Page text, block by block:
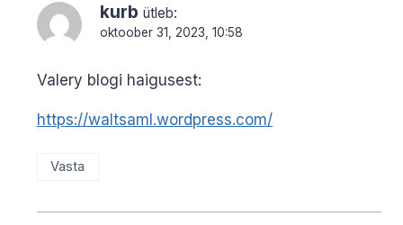
kurb ütleb:
oktoober 31, 2023, 10:58
Valery blogi haigusest:
https://waltsaml.wordpress.com/
Vasta